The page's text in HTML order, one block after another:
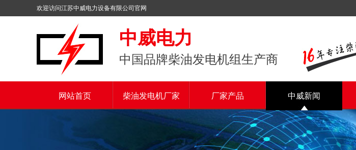
欢迎访问江苏中威电力设备有限公司官网
中威电力
中国品牌柴油发电机组生产商
网站首页 柴油发电机厂家 厂家产品 中威新闻